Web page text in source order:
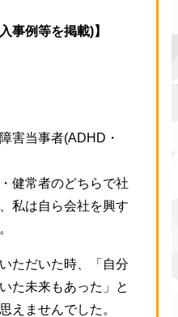
事例等を掲載)】
害当事者(ADHD・
健常者のどちらで社
私は自ら会社を興す
ただいた時、「自分
た未来もあった」と
えませんでした。